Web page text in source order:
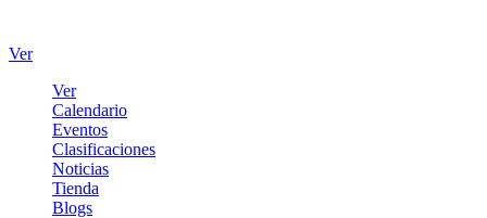
Ver
Ver
Calendario
Eventos
Clasificaciones
Noticias
Tienda
Blogs